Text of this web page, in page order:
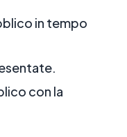
in tempo
con la